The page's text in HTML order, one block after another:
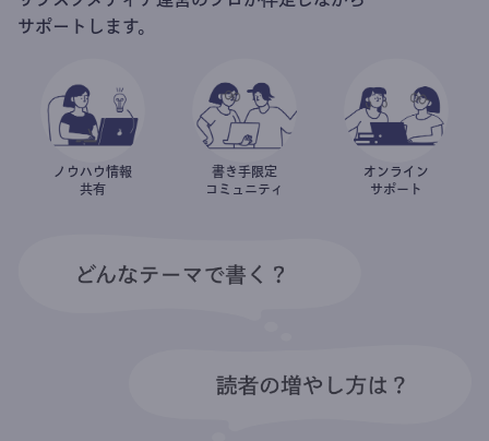
サポートします。
ノウハウ情報
共有
書き手限定
コミュニティ
オンライン
サポート